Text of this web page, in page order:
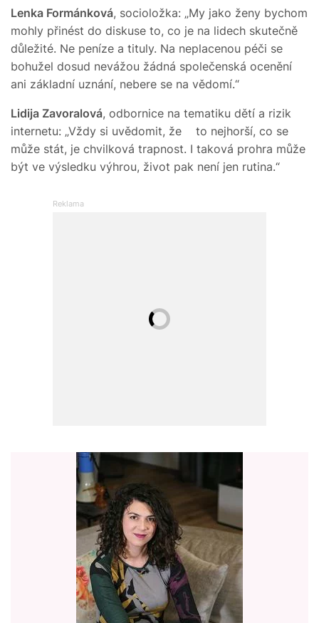
Lenka Formánková, socioložka: „My jako ženy bychom
mohly přinést do diskuse to, co je na lidech skutečně
důležité. Ne peníze a tituly. Na neplacenou péči se
bohužel dosud nevážou žádná společenská ocenění
ani základní uznání, nebere se na vědomí.“
Lidija Zavoralová, odbornice na tematiku dětí a rizik
internetu: „Vždy si uvědomit, že to nejhorší, co se
může stát, je chvilková trapnost. I taková prohra může
být ve výsledku výhrou, život pak není jen rutina.“